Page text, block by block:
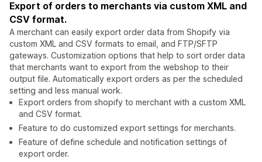
Export of orders to merchants via custom XML and
CSV format.
A merchant can easily export order data from Shopify via
custom XML and CSV formats to email, and FTP/SFTP
gateways. Customization options that help to sort order data
that merchants want to export from the webshop to their
output file. Automatically export orders as per the scheduled
setting and less manual work.
Export orders from shopify to merchant with a custom XML
and CSV format.
Feature to do customized export settings for merchants.
Feature of define schedule and notification settings of
export order.